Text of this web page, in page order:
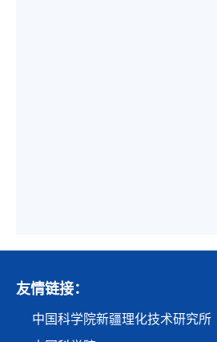
友情链接：
中国科学院新疆理化技术研究所